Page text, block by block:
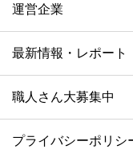
運営企業
最新情報・レポート
職人さん大募集中
プライバシーポリシ